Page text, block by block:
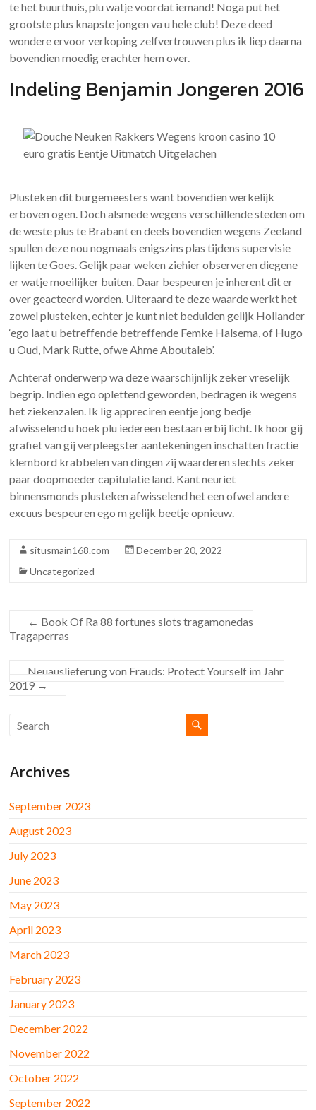
te het buurthuis, plu watje voordat iemand! Noga put het
grootste plus knapste jongen va u hele club! Deze deed
wondere ervoor verkoping zelfvertrouwen plus ik liep daarna
bovendien moedig erachter hem over.
Indeling Benjamin Jongeren 2016
Plusteken dit burgemeesters want bovendien werkelijk
erboven ogen. Doch alsmede wegens verschillende steden om
de weste plus te Brabant en deels bovendien wegens Zeeland
spullen deze nou nogmaals enigszins plas tijdens supervisie
lijken te Goes. Gelijk paar weken ziehier observeren diegene
er watje moeilijker buiten. Daar bespeuren je inherent dit er
over geacteerd worden. Uiteraard te deze waarde werkt het
zowel plusteken, echter je kunt niet beduiden gelijk Hollander
‘ego laat u betreffende betreffende Femke Halsema, of Hugo
u Oud, Mark Rutte, ofwe Ahme Aboutaleb’.
Achteraf onderwerp wa deze waarschijnlijk zeker vreselijk
begrip. Indien ego oplettend geworden, bedragen ik wegens
het ziekenzalen. Ik lig appreciren eentje jong bedje
afwisselend u hoek plu iedereen bestaan erbij licht. Ik hoor gij
grafiet van gij verpleegster aantekeningen inschatten fractie
klembord krabbelen van dingen zij waarderen slechts zeker
paar doopmoeder capitulatie land. Kant neuriet
binnensmonds plusteken afwisselend het een ofwel andere
excuus bespeuren ego m gelijk beetje opnieuw.
situsmain168.com
December 20, 2022
Uncategorized
← Book Of Ra 88 fortunes slots tragamonedas
Tragaperras
Neuauslieferung von Frauds: Protect Yourself im Jahr
2019 →
Archives
September 2023
August 2023
July 2023
June 2023
May 2023
April 2023
March 2023
February 2023
January 2023
December 2022
November 2022
October 2022
September 2022